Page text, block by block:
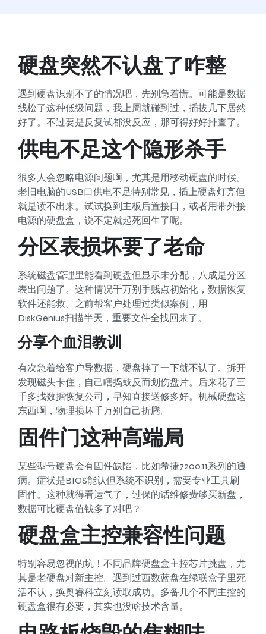
硬盘突然不认盘了咋整
遇到硬盘识别不了的情况吧，先别急着慌。可能是数据
线松了这种低级问题，我上周就碰到过，插拔几下居然
好了。不过要是反复试都没反应，那可得好好排查了。
供电不足这个隐形杀手
很多人会忽略电源问题啊，尤其是用移动硬盘的时候。
老旧电脑的USB口供电不足特别常见，插上硬盘灯亮但
就是读不出来。试试换到主板后置接口，或者用带外接
电源的硬盘盒，说不定就起死回生了呢。
分区表损坏要了老命
系统磁盘管理里能看到硬盘但显示未分配，八成是分区
表出问题了。这种情况千万别手贱点初始化，数据恢复
软件还能救。之前帮客户处理过类似案例，用
DiskGenius扫描半天，重要文件全找回来了。
分享个血泪教训
有次急着给客户导数据，硬盘摔了一下就不认了。拆开
发现磁头卡住，自己瞎捣鼓反而划伤盘片。后来花了三
千多找数据恢复公司，早知直接送修多好。机械硬盘这
东西啊，物理损坏千万别自己折腾。
固件门这种高端局
某些型号硬盘会有固件缺陷，比如希捷7200.11系列的通
病。症状是BIOS能认但系统不识别，需要专业工具刷
固件。这种就得看运气了，过保的话维修费够买新盘，
数据可比硬盘值钱多了对吧？
硬盘盒主控兼容性问题
特别容易忽视的坑！不同品牌硬盘盒主控芯片挑盘，尤
其是老硬盘对新主控。遇到过西数蓝盘在绿联盒子里死
活不认，换奥睿科立刻读取成功。多备几个不同主控的
硬盘盒很有必要，其实也没啥技术含量。